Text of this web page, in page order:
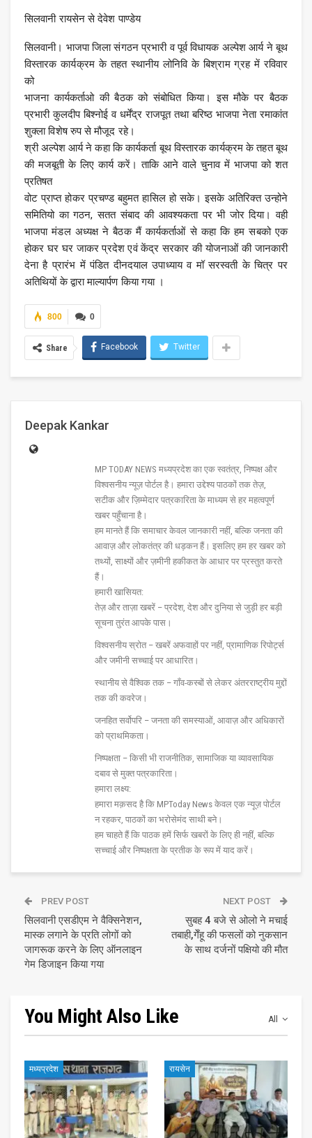
सिलवानी रायसेन से देवेश पाण्डेय
सिलवानी। भाजपा जिला संगठन प्रभारी व पूर्व विधायक अल्पेश आर्य ने बूथ
विस्तारक कार्यक्रम के तहत स्थानीय लोनिवि के बिश्राम ग्रह में रविवार
को
भाजना कार्यकर्ताओ की बैठक को संबोधित किया। इस मौके पर बैठक
प्रभारी कुलदीप बिश्नोई व धर्मेंद्र राजपूत तथा बरिष्ठ भाजपा नेता रमाकांत
शुक्ला विशेष रुप से मौजूद रहे।
श्री अल्पेश आर्य ने कहा कि कार्यकर्ता बूथ विस्तारक कार्यक्रम के तहत बूथ
की मजबूती के लिए कार्य करें। ताकि आने वाले चुनाव में भाजपा को शत
प्रतिषत
वोट प्राप्त होकर प्रचण्ड बहुमत हासिल हो सके। इसके अतिरिक्त उन्होने
समितियो का गठन, सतत संबाद की आवश्यकता पर भी जोर दिया। वही
भाजपा मंडल अध्यक्ष ने बैठक मैं कार्यकर्ताओं से कहा कि हम सबको एक
होकर घर घर जाकर प्रदेश एवं केंद्र सरकार की योजनाओं की जानकारी
देना है प्रारंभ में पंडित दीनदयाल उपाध्याय व मॉ सरस्वती के चित्र पर
अतिथियों के द्वारा माल्यार्पण किया गया ।
0
800
Share Facebook Twitter
Deepak Kankar
MP TODAY NEWS मध्यप्रदेश का एक स्वतंत्र, निष्पक्ष और
विश्वसनीय न्यूज़ पोर्टल है। हमारा उद्देश्य पाठकों तक तेज़,
सटीक और ज़िम्मेदार पत्रकारिता के माध्यम से हर महत्वपूर्ण
खबर पहुँचाना है।
हम मानते हैं कि समाचार केवल जानकारी नहीं, बल्कि जनता की
आवाज़ और लोकतंत्र की धड़कन हैं। इसलिए हम हर खबर को
तथ्यों, साक्ष्यों और ज़मीनी हकीकत के आधार पर प्रस्तुत करते
हैं।
हमारी खासियत:
तेज़ और ताज़ा खबरें – प्रदेश, देश और दुनिया से जुड़ी हर बड़ी
सूचना तुरंत आपके पास।
विश्वसनीय स्रोत – खबरें अफवाहों पर नहीं, प्रामाणिक रिपोर्ट्स
और जमीनी सच्चाई पर आधारित।
स्थानीय से वैश्विक तक – गाँव-कस्बों से लेकर अंतरराष्ट्रीय मुद्दों
तक की कवरेज।
जनहित सर्वोपरि – जनता की समस्याओं, आवाज़ और अधिकारों
को प्राथमिकता।
निष्पक्षता – किसी भी राजनीतिक, सामाजिक या व्यावसायिक
दबाव से मुक्त पत्रकारिता।
हमारा लक्ष्य:
हमारा मक़सद है कि MPToday News केवल एक न्यूज़ पोर्टल
न रहकर, पाठकों का भरोसेमंद साथी बने।
हम चाहते हैं कि पाठक हमें सिर्फ खबरों के लिए ही नहीं, बल्कि
सच्चाई और निष्पक्षता के प्रतीक के रूप में याद करें।
PREV POST
सिलवानी एसडीएम ने वैक्सिनेशन,
मास्क लगाने के प्रति लोगों को
जागरूक करने के लिए ऑनलाइन
गेम डिजाइन किया गया
NEXT POST
सुबह 4 बजे से ओलो ने मचाई
तबाही,गेँहू की फसलों को नुकसान
के साथ दर्जनों पक्षियो की मौत
All
You Might Also Like
मध्यप्रदेश रायसेन